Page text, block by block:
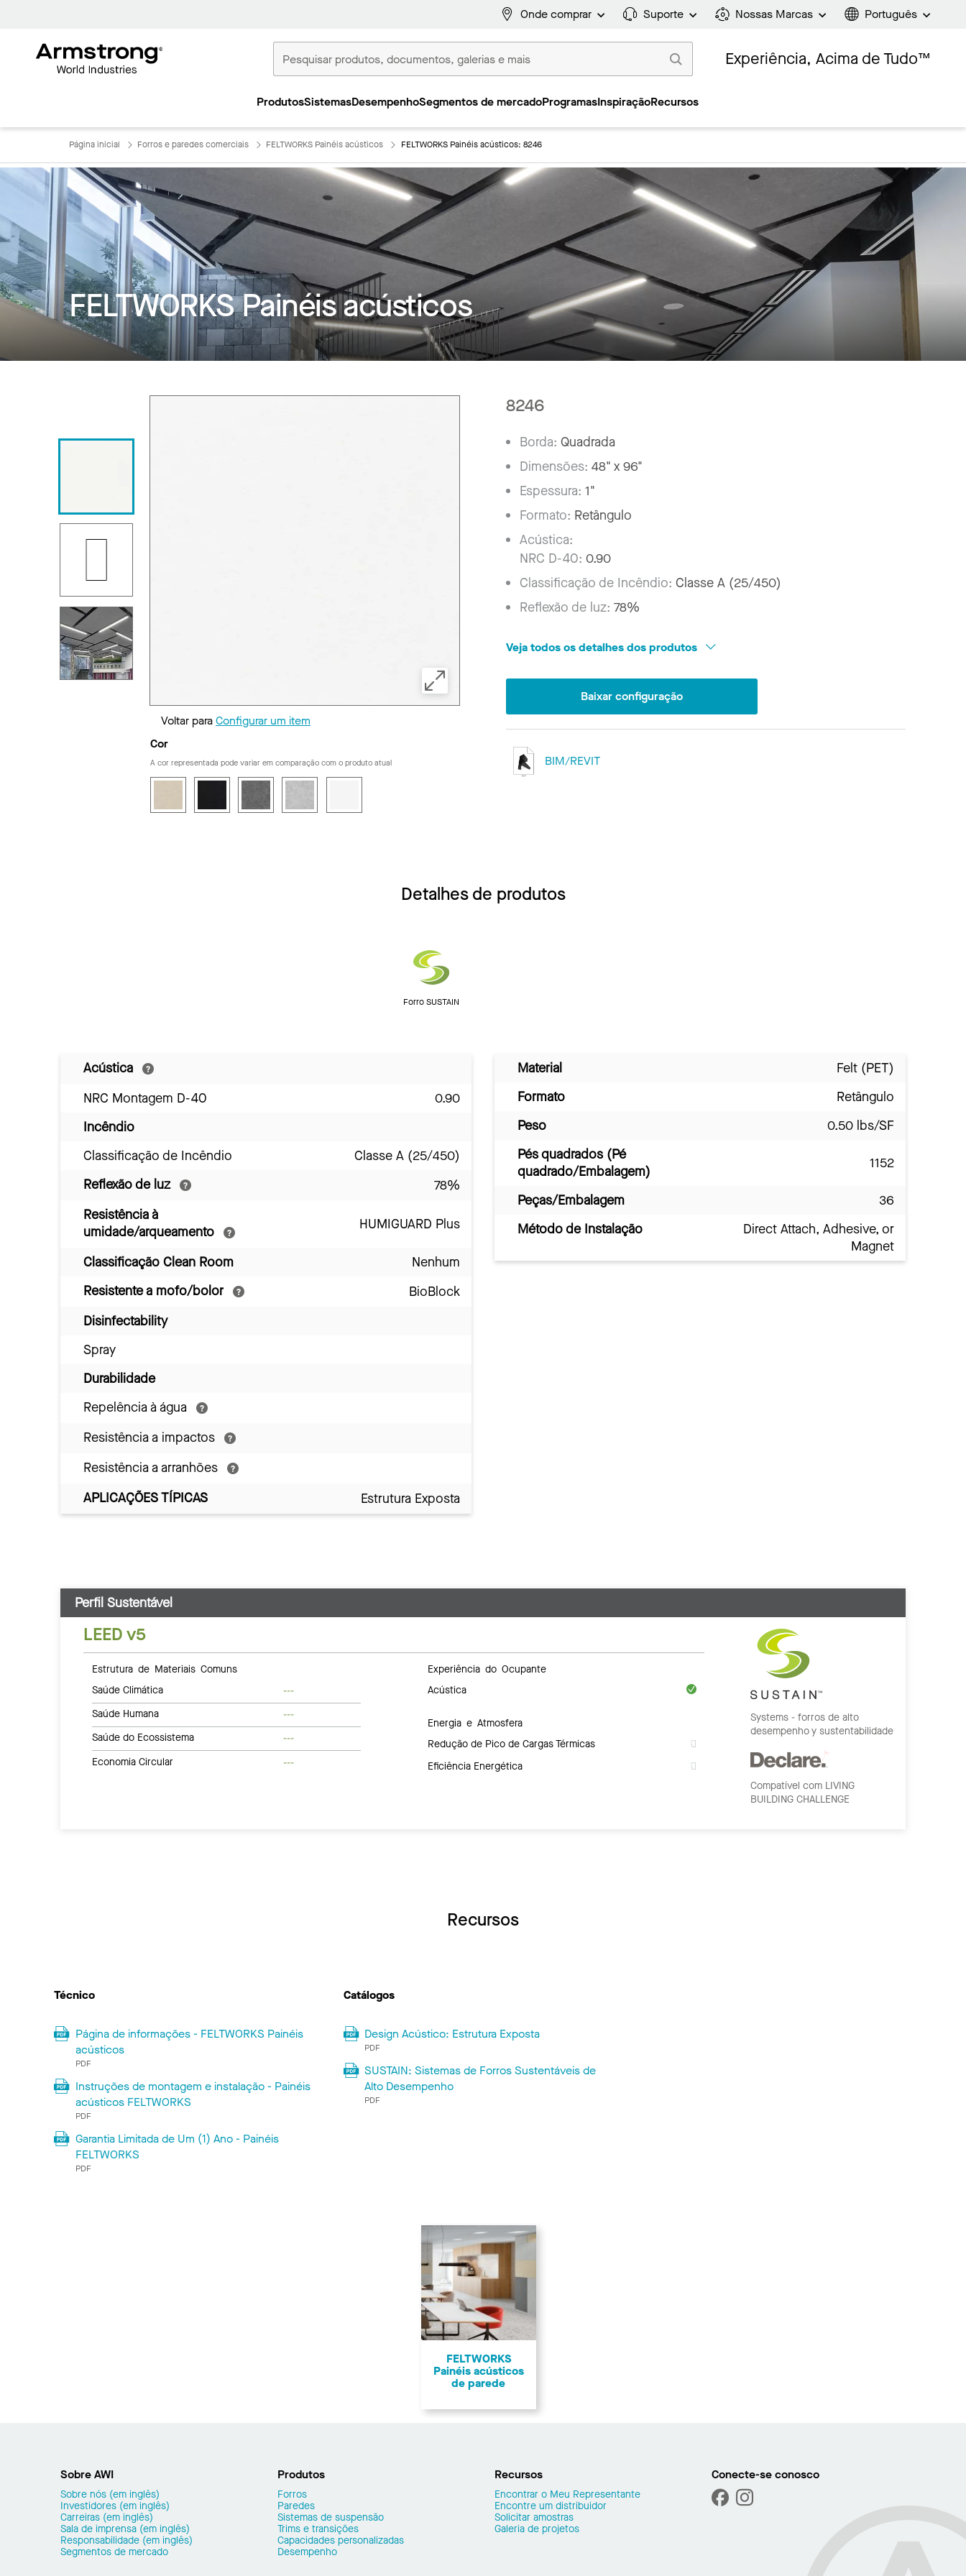
Onde comprar Suporte Nossas Marcas Português
Início
Experiência, Acima de Tudo™
ProdutosSistemasDesempenhoSegmentos de mercadoProgramasInspiraçãoRecursos
Página inicial Forros e paredes comerciais FELTWORKS Painéis acústicos FELTWORKS Painéis acústicos: 8246
FELTWORKS Painéis acústicos
Voltar paraConfigurar um item
Cor
A cor representada pode variar em comparação com o produto atual
8246
Borda:Quadrada
Dimensões:48" x 96"
Espessura:1"
Formato: Retângulo
Acústica:
NRC D-40: 0.90
Classificação de Incêndio:Classe A (25/450)
Reflexão de luz:78%
Veja todos os detalhes dos produtos
Baixar configuração
BIM/REVIT
Detalhes de produtos
Forro SUSTAIN
Acústica
NRC Montagem D-40
0.90
Incêndio
Classificação de Incêndio
Classe A (25/450)
Reflexão de luz
78%
Resistência à
umidade/arqueamento
HUMIGUARD Plus
Classificação Clean Room
Nenhum
Resistente a mofo/bolor
BioBlock
Disinfectability
Spray
Durabilidade
Repelência à água
Resistência a impactos
Resistência a arranhões
APLICAÇÕES TÍPICAS
Estrutura Exposta
Material
Felt (PET)
Formato
Retângulo
Peso
0.50 lbs/SF
Pés quadrados (Pé
quadrado/Embalagem)
1152
Peças/Embalagem
36
Método de Instalação
Direct Attach, Adhesive, or
Magnet
Perfil Sustentável
LEED v5
Estrutura de Materiais Comuns
Saúde Climática
---
Saúde Humana
---
Saúde do Ecossistema
---
Economia Circular
---
Experiência do Ocupante
Acústica
Energia e Atmosfera
Redução de Pico de Cargas Térmicas
Eficiência Energética
Systems - forros de alto
desempenho y sustentabilidade
Compatível com LIVING
BUILDING CHALLENGE
Recursos
Técnico
Página de informações - FELTWORKS Painéis
acústicos
PDF
Instruções de montagem e instalação - Painéis
acústicos FELTWORKS
PDF
Garantia Limitada de Um (1) Ano - Painéis
FELTWORKS
PDF
Catálogos
Design Acústico: Estrutura Exposta
PDF
SUSTAIN: Sistemas de Forros Sustentáveis ​​de
Alto Desempenho
PDF
FELTWORKS
Painéis acústicos
de parede
Sobre AWI
Sobre nós (em inglês)
Investidores (em inglês)
Carreiras (em inglês)
Sala de imprensa (em inglês)
Responsabilidade (em inglês)
Segmentos de mercado
Produtos
Forros
Paredes
Sistemas de suspensão
Trims e transições
Capacidades personalizadas
Desempenho
Recursos
Encontrar o Meu Representante
Encontre um distribuidor
Solicitar amostras
Galeria de projetos
Conecte-se conosco